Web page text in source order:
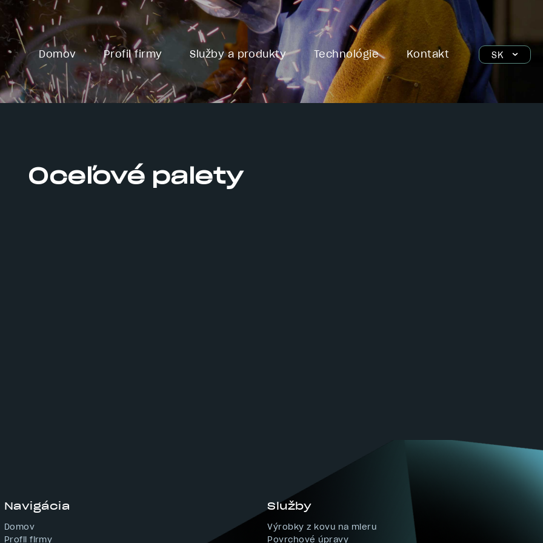
Main
navigation
Domov Profil firmy Služby a produkty Technológie Kontakt
SK
HU
Oceľové palety
Navigácia
Footer
-
Domov
Profil firmy
Služby
Footer
služby
Výrobky z kovu na mieru
Povrchové úpravy